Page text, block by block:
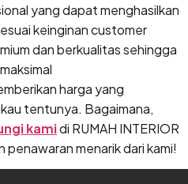
yang dapat menghasilkan
keinginan customer
dan berkualitas sehingga
harga yang
tentunya. Bagaimana,
kamidi RUMAH INTERIOR
menarik dari kami!